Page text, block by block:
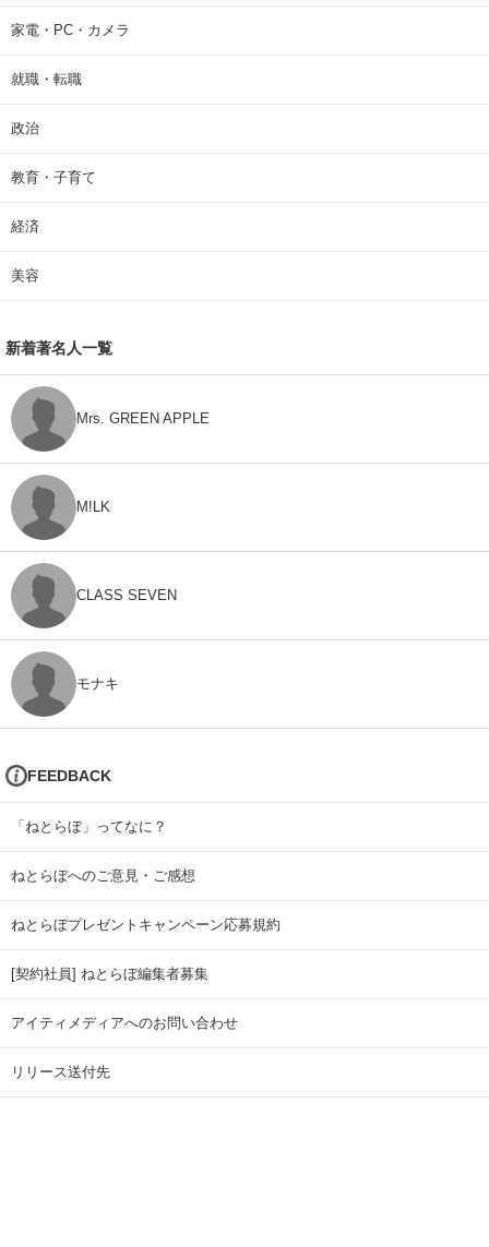
家電・PC・カメラ
就職・転職
政治
教育・子育て
経済
美容
新着著名人一覧
Mrs. GREEN APPLE
M!LK
CLASS SEVEN
モナキ
FEEDBACK
「ねとらぼ」ってなに？
ねとらぼへのご意見・ご感想
ねとらぼプレゼントキャンペーン応募規約
[契約社員] ねとらぼ編集者募集
アイティメディアへのお問い合わせ
リリース送付先